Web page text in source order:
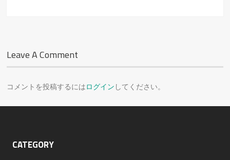
Leave A Comment
コメントを投稿するにはログイン してください。
CATEGORY